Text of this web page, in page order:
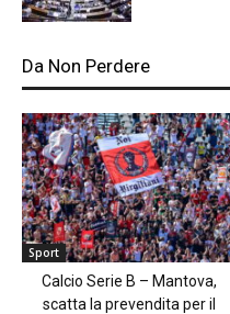
Da Non Perdere
Sport
Calcio Serie B – Mantova,
scatta la prevendita per il